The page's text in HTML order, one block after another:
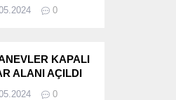
0
KAPALI
ALANI AÇILDI
0